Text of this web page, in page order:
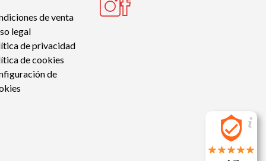
de venta
legal
de privacidad
de cookies
de